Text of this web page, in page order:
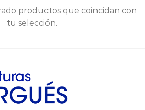
productos que coincidan con
tu selección.